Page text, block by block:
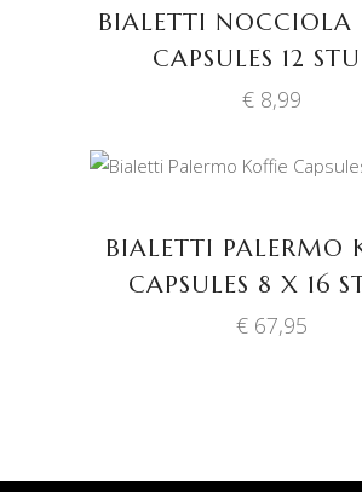
BIALETTI NOCCIOLA
CAPSULES 12
€8,99
BIALETTI PALERMO
CAPSULES 8 X 16
€67,95